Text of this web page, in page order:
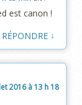
est canon !
RÉPONDRE ↓
2016 à 13 h 18